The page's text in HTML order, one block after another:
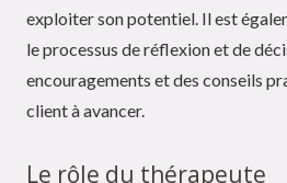
exploiter son potentiel. Il est
le processus de réflexion et de
encouragements et des conseils
client à avancer.
Le rôle du thérapeute